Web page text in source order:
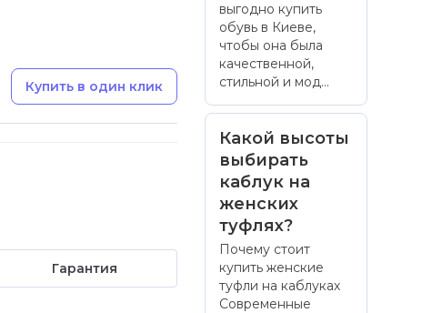
Купить в один клик
Гарантия
выгодно купить
обувь в Киеве,
чтобы она была
качественной,
стильной и мод...
Какой высоты
выбирать
каблук на
женских
туфлях?
Почему стоит
купить женские
туфли на каблуках
Современные